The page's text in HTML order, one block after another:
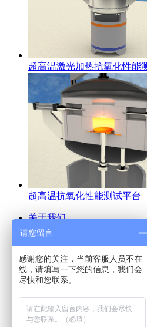
超高温激光加热抗氧化性能
超高温抗氧化性能测试平台
关于我们
真空炉
电炉百科
操作规程与维护
行业资讯
联系我们
请您留言
感谢您的关注，当前客服人员不在
线，请填写一下您的信息，我们会
尽快和您联系。